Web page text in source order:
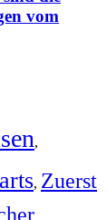
vom
,
, Zuerst
,